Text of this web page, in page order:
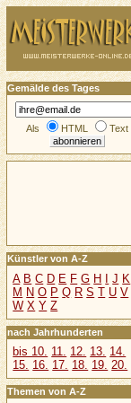
Gemälde des Tages
Als HTML Text
Künstler von A-Z
A B C D E F G H J K
M N O P Q R S T U V
W X Y Z
nach Jahrhunderten
bis 10. 11. 12. 13. 14.
15. 16. 17. 18. 19. 20.
Themen von A-Z